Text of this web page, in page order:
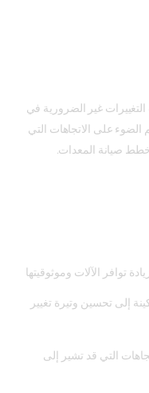
غير الضرورية في
الضوء على الاتجاهات التي
صيانة المعدات.
توافر الآلات وموثوقيتها
إلى تحسين وتيرة تغيير
التي قد تشير إلى